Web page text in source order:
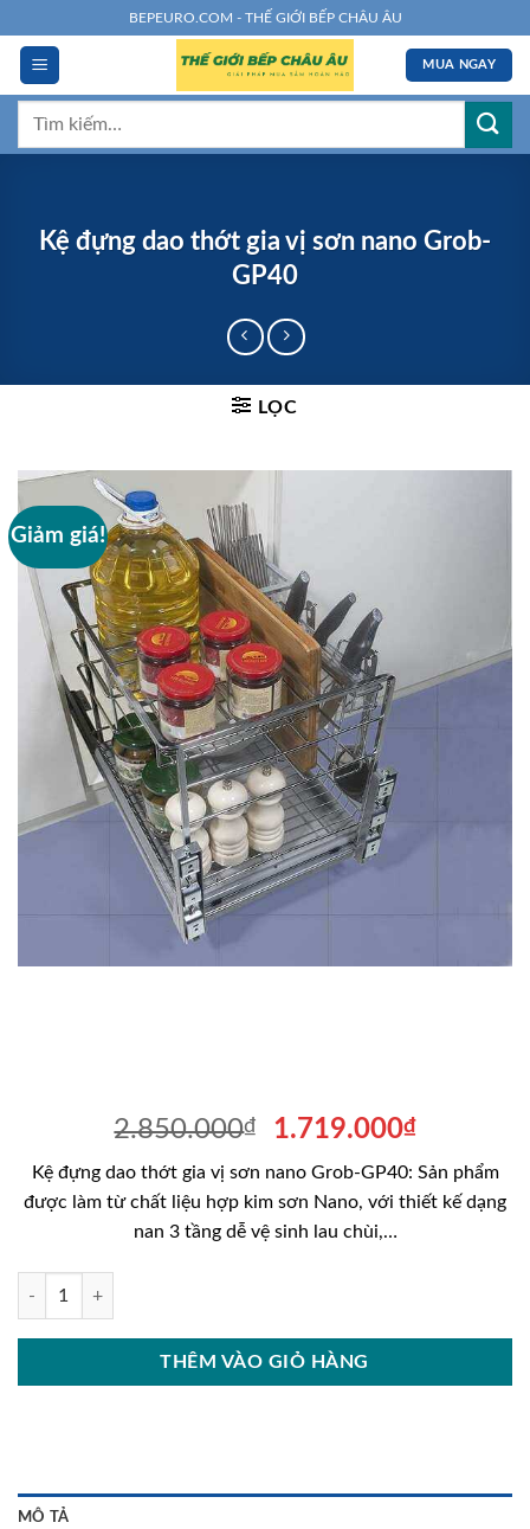
đến
dung
BEPEURO.COM - THẾ GIỚI BẾP CHÂU ÂU
MUA NGAY
Tìm
Kệ đựng dao thớt gia vị sơn nano Grob-
GP40
LỌC
Giảm giá!
2.850.000₫
Giá
là:
2.850.000₫.
1.719.000₫Giá
tại
là:
Kệ đựng dao thớt gia vị sơn nano Grob-GP40: Sản phẩm
được làm từ chất liệu hợp kim sơn Nano, với thiết kế dạng
nan 3 tầng dễ vệ sinh lau chùi,…
Kệ đựng dao thớt gia vị sơn nano Grob-GP40 số lượng
THÊM VÀO GIỎ HÀNG
MÔ TẢ